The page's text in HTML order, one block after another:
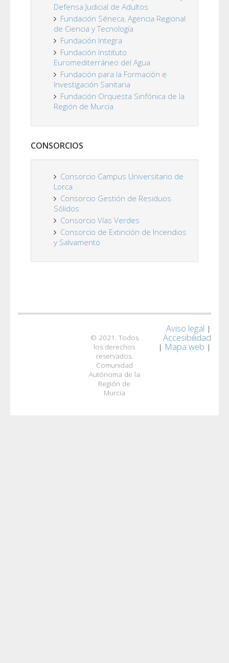
Defensa Judicial de Adultos
Fundación Séneca, Agencia Regional
de Ciencia y Tecnología
Fundación Integra
Fundación Instituto
Euromediterráneo del Agua
Fundación para la Formación e
Investigación Sanitaria
Fundación Orquesta Sinfónica de la
Región de Murcia
CONSORCIOS
Consorcio Campus Universitario de
Lorca
Consorcio Gestión de Residuos
Sólidos
Consorcio Vías Verdes
Consorcio de Extinción de Incendios
y Salvamento
© 2021. Todos
los derechos
reservados.
Comunidad
Autónoma de la
Región de
Murcia
Aviso legal |
Accesibilidad
| Mapa web |